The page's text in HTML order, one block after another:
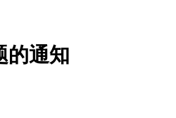
的通知